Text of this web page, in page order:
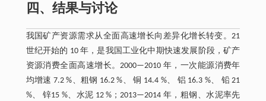
四、结果与讨论
我国矿产资源需求从全面高速增长向差异化增长转变。21
世纪开始的 10 年，是我国工业化中期快速发展阶段，矿产
资源消费全面高速增长。2000—2010 年，一次能源消费年
均增速 7.2 %、粗钢 16.2 %、 铜 14.4 %、 铝 16.3 %、 铅 21
%、 锌15 %、水泥 12 %；2013—2014 年，粗钢、水泥率先